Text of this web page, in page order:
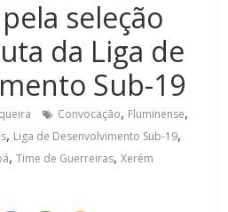
seleção
da Liga de
Sub-19
Convocação, Fluminense,
, Liga de Desenvolvimento Sub-19,
,Time de Guerreiras,Xerém